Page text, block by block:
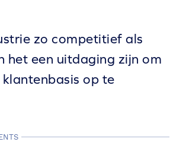
zo competitief als
het een uitdaging zijn om
op te